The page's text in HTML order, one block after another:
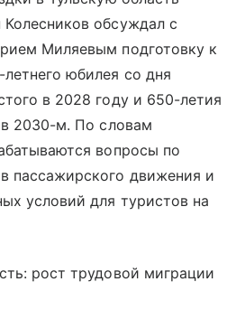
обсуждал с
Миляевым подготовку к
юбилея со дня
в 2028 году и 650-летия
2030-м. По словам
вопросы по
пассажирского движения и
условий для туристов на
рост трудовой миграции